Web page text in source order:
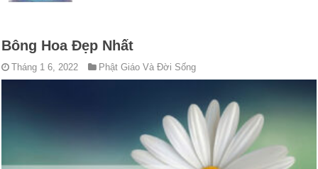
Bông Hoa Đẹp Nhất
Tháng 1 6, 2022 Phật Giáo Và Đời Sống